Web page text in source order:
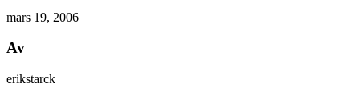
mars 19, 2006
Av
erikstarck